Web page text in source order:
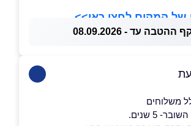
של המקום לחצו כאן>>
ההטבה עד - 08.09.2026
משלוחים
5 שנים.